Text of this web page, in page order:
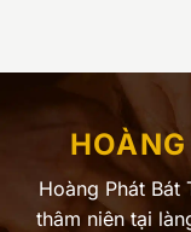
Hoàng Phát
thâm niên tại